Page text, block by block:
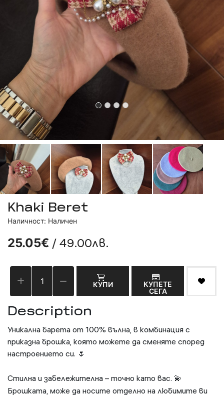
Khaki Beret
Наличност: Наличен
25.05€ / 49.00лв.
КУПИ
КУПЕТЕ
СЕГА
Description
Уникална барета от 100% вълна, в комбинация с
приказна брошка, която можете да сменяте според
настроението си. 🌷
Стилна и забележителна – точно като вас. 💫
Брошката, може да носите отделно на любимите ви